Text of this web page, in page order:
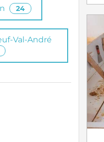
24
Val-André